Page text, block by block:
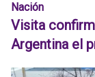
Nación
Visita
Argentina el